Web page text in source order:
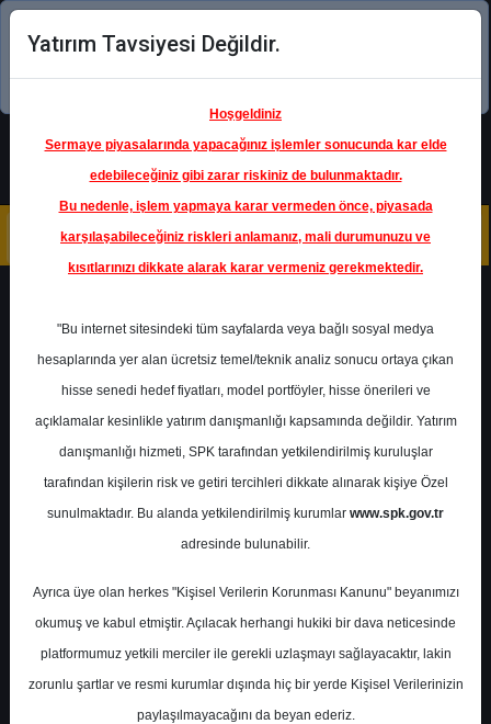
Şimdi uygulamayı indirin!
ISCTR- TÜRKİYE İŞ BANKASI
A.Ş.
Hedef Fiyat 20.64 ₺
Getiri
%0.00
0 0
Yatırım Tavsiyesi Değildir.
Hoşgeldiniz
Sermaye piyasalarında yapacağınız işlemler sonucunda kar elde
edebileceğiniz gibi zarar riskiniz de bulunmaktadır.
Bu nedenle, işlem yapmaya karar vermeden önce, piyasada
karşılaşabileceğiniz riskleri anlamanız, mali durumunuzu ve
kısıtlarınızı dikkate alarak karar vermeniz gerekmektedir.
"Bu internet sitesindeki tüm sayfalarda veya bağlı sosyal medya
hesaplarında yer alan ücretsiz temel/teknik analiz sonucu ortaya çıkan
hisse senedi hedef fiyatları, model portföyler, hisse önerileri ve
açıklamalar kesinlikle yatırım danışmanlığı kapsamında değildir. Yatırım
danışmanlığı hizmeti, SPK tarafından yetkilendirilmiş kuruluşlar
tarafından kişilerin risk ve getiri tercihleri dikkate alınarak kişiye Özel
sunulmaktadır. Bu alanda yetkilendirilmiş kurumlar www.spk.gov.tr
adresinde bulunabilir.
Ayrıca üye olan herkes "Kişisel Verilerin Korunması Kanunu" beyanımızı
okumuş ve kabul etmiştir. Açılacak herhangi hukiki bir dava neticesinde
platformumuz yetkili merciler ile gerekli uzlaşmayı sağlayacaktır, lakin
zorunlu şartlar ve resmi kurumlar dışında hiç bir yerde Kişisel Verilerinizin
paylaşılmayacağını da beyan ederiz.